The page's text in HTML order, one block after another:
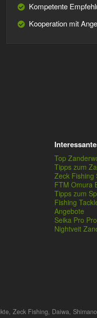
Kompetente
Kooperation mit
Top
Tipps zum
Zeck Fishing
FTM Omura
Tipps zum
Fishing
Angebote
Seika Pro
Nightveit
Zeck Fishing, Daiwa,